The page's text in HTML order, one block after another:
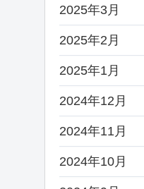
2025年3月
2025年2月
2025年1月
2024年12月
2024年11月
2024年10月